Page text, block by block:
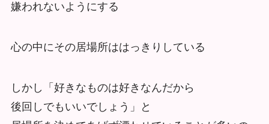
嫌われないようにする
心の中にその居場所ははっきりしている
しかし「好きなものは好きなんだから
後回しでもいいでしょう」と